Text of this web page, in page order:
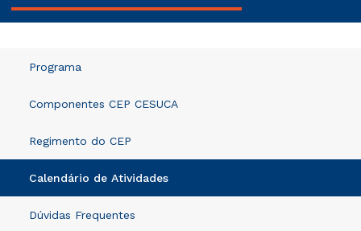
Programa
Componentes CEP CESUCA
Regimento do CEP
Calendário de Atividades
Dúvidas Frequentes